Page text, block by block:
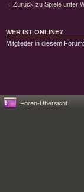
Zurück zu Spiele unter
WER IST ONLINE?
Mitglieder in diesem
Foren-Übersicht